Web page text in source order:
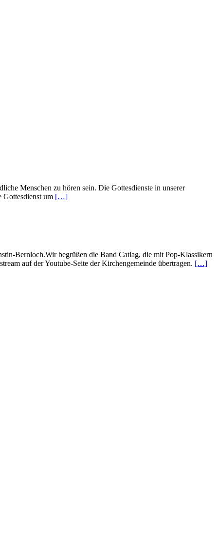
Menschen zu hören sein. Die Gottesdienste in unserer
Gottesdienst um […]
Bernloch.Wir begrüßen die Band Catlag, die mit Pop-Klassikern
auf der Youtube-Seite der Kirchengemeinde übertragen. […]